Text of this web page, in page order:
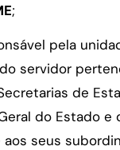
;
pela
servidor
de
do Estado e
seus